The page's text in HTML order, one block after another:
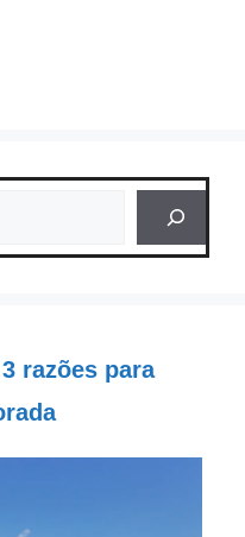
razões para